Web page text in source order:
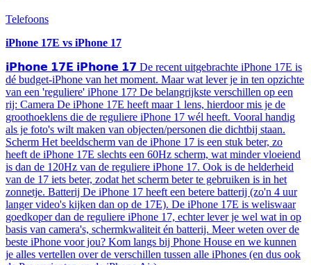
Telefoons
iPhone 17E vs iPhone 17
𝗶𝗣𝗵𝗼𝗻𝗲 𝟭𝟳𝗘 𝗶𝗣𝗵𝗼𝗻𝗲 𝟭𝟳 De recent uitgebrachte iPhone 17E is
dé budget-iPhone van het moment. Maar wat lever je in ten opzichte
van een 'reguliere' iPhone 17? De belangrijkste verschillen op een
rij: Camera De iPhone 17E heeft maar 1 lens, hierdoor mis je de
groothoeklens die de reguliere iPhone 17 wél heeft. Vooral handig
als je foto's wilt maken van objecten/personen die dichtbij staan.
Scherm Het beeldscherm van de iPhone 17 is een stuk beter, zo
heeft de iPhone 17E slechts een 60Hz scherm, wat minder vloeiend
is dan de 120Hz van de reguliere iPhone 17. Ook is de helderheid
van de 17 iets beter, zodat het scherm beter te gebruiken is in het
zonnetje. Batterij De iPhone 17 heeft een betere batterij (zo'n 4 uur
langer video's kijken dan op de 17E). De iPhone 17E is weliswaar
goedkoper dan de reguliere iPhone 17, echter lever je wel wat in op
basis van camera's, schermkwaliteit én batterij. Meer weten over de
beste iPhone voor jou? Kom langs bij Phone House en we kunnen
je alles vertellen over de verschillen tussen alle iPhones (en dus ook